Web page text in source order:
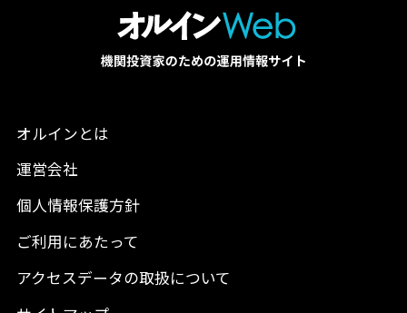
オルインとは
運営会社
個人情報保護方針
ご利用にあたって
アクセスデータの取扱について